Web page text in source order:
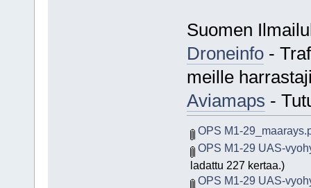
Suomen
Droneinfo-
meille
Aviamaps -
OPS M1-
OPS M1-29 UAS-
ladattu 227 kertaa.)
OPS M1-29 UAS-